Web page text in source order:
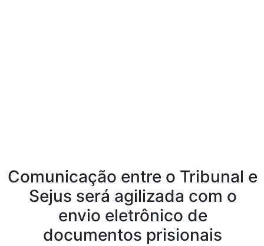
Comunicação entre o Tribunal e
Sejus será agilizada com o
envio eletrônico de
documentos prisionais